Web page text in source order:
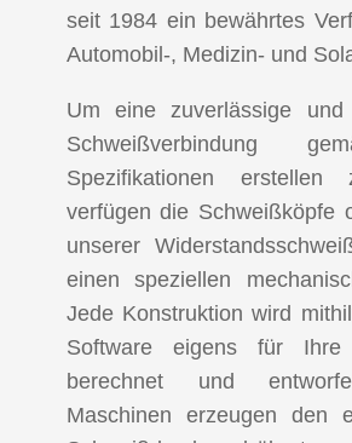
seit 1984 ein bewährtes
Automobil-, Medizin- und
Um eine zuverlässige und
Schweißverbindung
Spezifikationen erstellen
verfügen die Schweißköpfe
unserer
einen speziellen
Jede Konstruktion wird
Software eigens für Ihre
berechnet und
Maschinen erzeugen den